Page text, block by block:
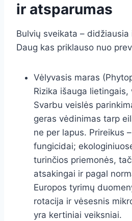
ir atsparumas
Bulvių sveikata –
Daug kas priklauso nuo
Vėlyvasis maras
Rizika išauga
Svarbu veislės
geras vėdinimas tarp
ne per lapus. Prireikus
fungicidai;
turinčios priemonės­,
atsakingai ir pagal
Europos tyrimų
rotacija ir vėsesnis
yra kertiniai veiksniai.